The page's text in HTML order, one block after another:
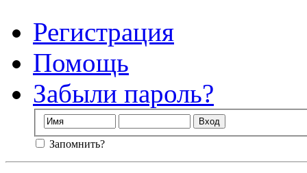
Регистрация
Помощь
Забыли пароль?
Запомнить?